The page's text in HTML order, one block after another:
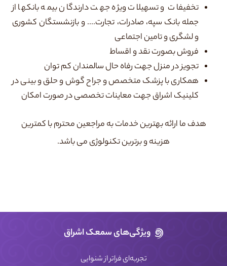
تخفیفات و تسهیلات ویژه جهت دارندگان بیمه بانکها از
جمله بانک سپه، صادرات، تجارت.... و بازنشستگان کشوری
و لشگری و تامین اجتماعی
فروش بصورت نقد و اقساط
تجویز در منزل جهت رفاه حال سالمندان کم توان
همکاری با پزشک متخصص و جراح گوش و حلق و بینی در
کلینیک اشراق جهت معاینات تخصصی در صورت امکان
هدف ما ارائه بهترین خدمات به مراجعین محترم با کمترین
هزینه و برترین تکنولوژی می باشد.
ویژگی‌های سمعک اشراق
تجربه‌ای فراتر از شنوایی